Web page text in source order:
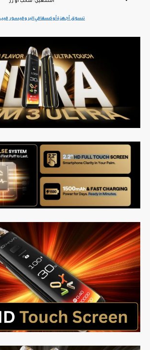
التشغيل: سحب أو زر
تسوق أجهزةأوكسفافيالبروفيسور